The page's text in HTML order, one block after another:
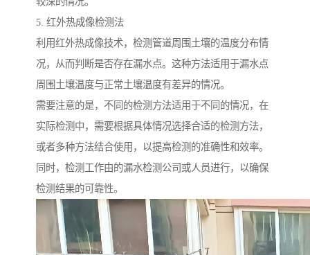
5. 红外热成像检测法
利用红外热成像技术，检测管道周围土壤的温度分布情
况，从而判断是否存在漏水点。这种方法适用于漏水点
周围土壤温度与正常土壤温度有差异的情况。
需要注意的是，不同的检测方法适用于不同的情况，在
实际检测中，需要根据具体情况选择合适的检测方法，
或者多种方法结合使用，以提高检测的准确性和效率。
同时，检测工作由的漏水检测公司或人员进行，以确保
检测结果的可靠性。